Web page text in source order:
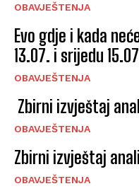
OBAVJEŠTENJA
Evo gdje i kada
13.07. i srijedu
OBAVJEŠTENJA
Zbirni izvještaj
OBAVJEŠTENJA
Zbirni izvještaj
OBAVJEŠTENJA